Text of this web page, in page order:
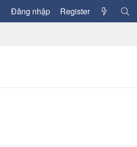
Đăng nhập Register